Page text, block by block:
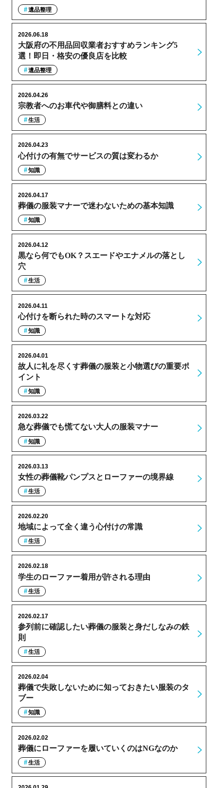
遺品整理
大阪府の不用品回収業者おすすめランキング5
選！即日・格安の優良店を比較
2026.06.18
遺品整理
宗教者へのお車代や御膳料との違い
2026.04.26
生活
心付けの有無でサービスの質は変わるか
2026.04.23
知識
葬儀の服装マナーで迷わないための基本知識
2026.04.17
知識
黒なら何でもOK？スエードやエナメルの落とし
穴
2026.04.12
生活
心付けを断られた時のスマートな対応
2026.04.11
知識
故人に礼を尽くす葬儀の服装と小物選びの重要ポ
イント
2026.04.01
知識
急な葬儀でも慌てない大人の服装マナー
2026.03.22
知識
女性の葬儀靴パンプスとローファーの境界線
2026.03.13
生活
地域によって全く違う心付けの常識
2026.02.20
生活
学生のローファー着用が許される理由
2026.02.18
生活
参列前に確認したい葬儀の服装と身だしなみの鉄
則
2026.02.17
生活
葬儀で失敗しないために知っておきたい服装のタ
ブー
2026.02.04
知識
葬儀にローファーを履いていくのはNGなのか
2026.02.02
生活